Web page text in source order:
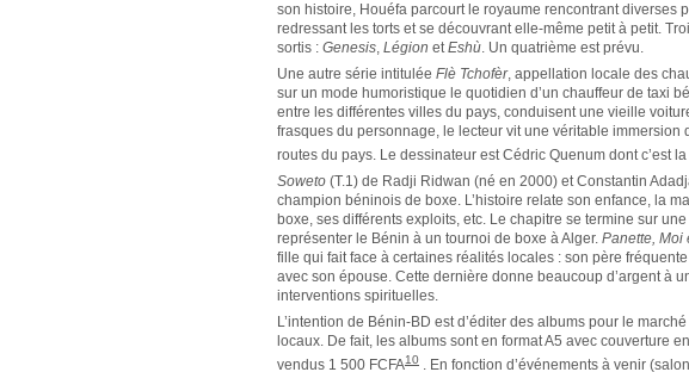
son histoire, Houéfa parcourt le royaume rencontrant diverses
redressant les torts et se découvrant elle-même petit à petit.
sortis : Genesis, Légion etEshù. Un quatrième est prévu.
Une autre série intitulée Flè Tchofèr, appellation locale des
sur un mode humoristique le quotidien d’un chauffeur de taxi
entre les différentes villes du pays, conduisent une vieille
frasques du personnage, le lecteur vit une véritable
routes du pays. Le dessinateur est Cédric Quenum dont c’est
Soweto (T.1) de Radji Ridwan (né en 2000) et Constantin
champion béninois de boxe. L’histoire relate son enfance, la
boxe, ses différents exploits, etc. Le chapitre se termine sur
représenter le Bénin à un tournoi de boxe à Alger. Panette, Moi
fille qui fait face à certaines réalités locales : son père
avec son épouse. Cette dernière donne beaucoup d’argent à
interventions spirituelles.
L’intention de Bénin-BD est d’éditer des albums pour le
locaux. De fait, les albums sont en format A5 avec couverture
vendus 1 500 FCFA10 . En fonction d’événements à venir